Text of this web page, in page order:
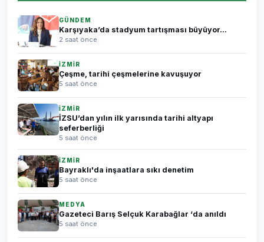
GÜNDEM
Karşıyaka’da stadyum tartışması büyüyor...
2 saat önce
İZMİR
Çeşme, tarihi çeşmelerine kavuşuyor
5 saat önce
İZMİR
İZSU’dan yılın ilk yarısında tarihi altyapı
seferberliği
5 saat önce
İZMİR
Bayraklı'da inşaatlara sıkı denetim
5 saat önce
MEDYA
Gazeteci Barış Selçuk Karabağlar ‘da anıldı
5 saat önce